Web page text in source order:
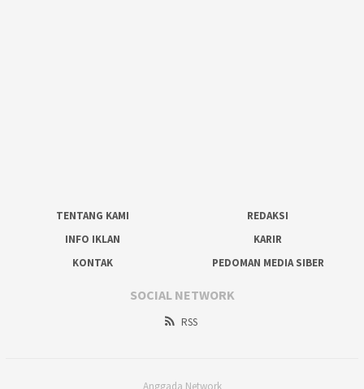
TENTANG KAMI
REDAKSI
INFO IKLAN
KARIR
KONTAK
PEDOMAN MEDIA SIBER
SOCIAL NETWORK
RSS